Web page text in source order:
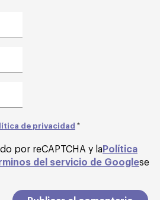
de privacidad *
por reCAPTCHA y laPolítica
del servicio de Googlese